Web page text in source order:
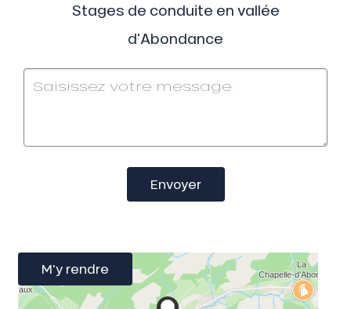
Stages de conduite en vallée
d'Abondance
Envoyer
M'y rendre